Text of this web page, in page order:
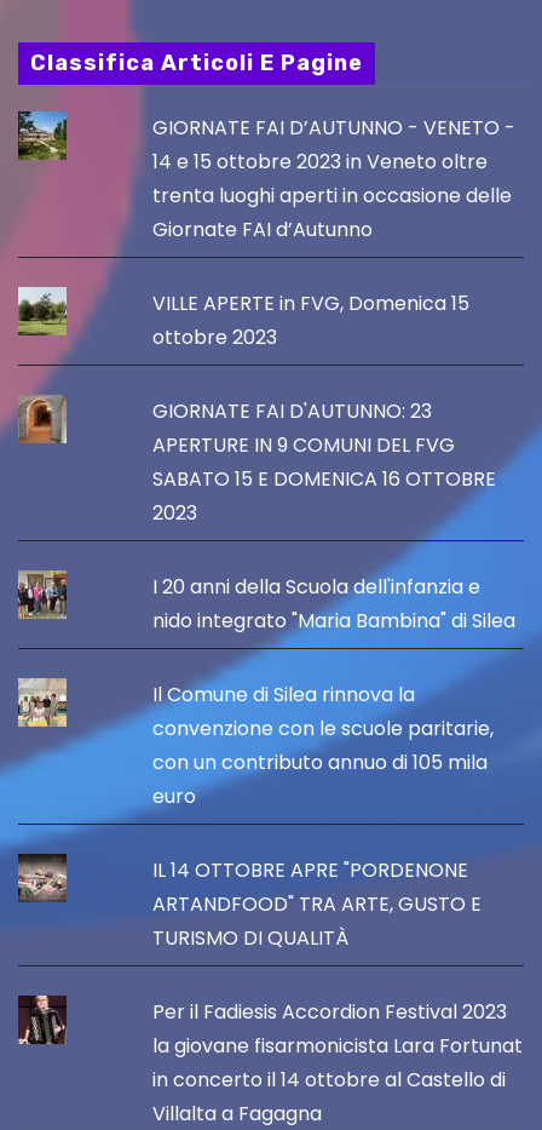
Classifica Articoli E Pagine
GIORNATE FAI D’AUTUNNO - VENETO -
14 e 15 ottobre 2023 in Veneto oltre
trenta luoghi aperti in occasione delle
Giornate FAI d’Autunno
VILLE APERTE in FVG, Domenica 15
ottobre 2023
GIORNATE FAI D'AUTUNNO: 23
APERTURE IN 9 COMUNI DEL FVG
SABATO 15 E DOMENICA 16 OTTOBRE
2023
I 20 anni della Scuola dell'infanzia e
nido integrato "Maria Bambina" di Silea
Il Comune di Silea rinnova la
convenzione con le scuole paritarie,
con un contributo annuo di 105 mila
euro
IL 14 OTTOBRE APRE "PORDENONE
ARTANDFOOD" TRA ARTE, GUSTO E
TURISMO DI QUALITÀ
Per il Fadiesis Accordion Festival 2023
la giovane fisarmonicista Lara Fortunat
in concerto il 14 ottobre al Castello di
Villalta a Fagagna